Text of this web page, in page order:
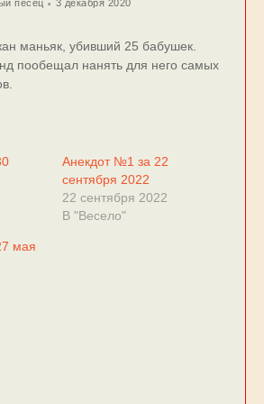
песец 3 декабря 2020
маньяк, убивший 25 бабушек.
пообещал нанять для него самых
Анекдот №1 за 22
сентября 2022
22 сентября 2022
В "Весело"
мая